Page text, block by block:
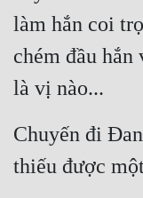
làm hắn coi
chém đầu
là vị nào...
Chuyến đi
thiếu được